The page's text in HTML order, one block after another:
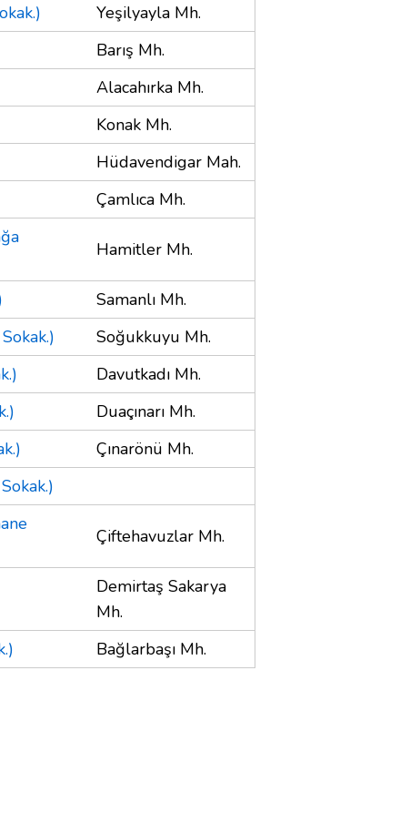
Yeşilyayla Mh.
Barış Mh.
Alacahırka Mh.
Konak Mh.
Hüdavendigar Mah.
Çamlıca Mh.
Hamitler Mh.
Samanlı Mh.
Soğukkuyu Mh.
Davutkadı Mh.
Duaçınarı Mh.
Çınarönü Mh.
Çiftehavuzlar Mh.
Demirtaş Sakarya
Mh.
Bağlarbaşı Mh.